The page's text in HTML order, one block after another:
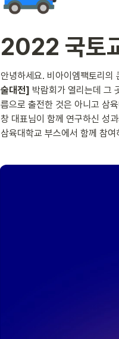
2022 국토
안녕하세요. 비아이엠팩토리의
술대전] 박람회가 열리는데 그
름으로 출전한 것은 아니고 삼
창 대표님이 함께 연구하신 성
삼육대학교 부스에서 함께 참여